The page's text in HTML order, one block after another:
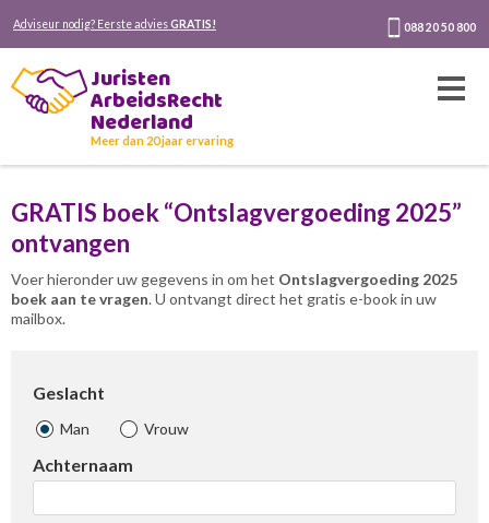
Adviseur nodig? Eerste adviesGRATIS! 088 20 50 800
Juristen
ArbeidsRecht
Nederland
Meer dan 20 jaar ervaring
GRATIS boek “Ontslagvergoeding 2025”
ontvangen
Voer hieronder uw gegevens in om het Ontslagvergoeding 2025
boek aan te vragen. U ontvangt direct het gratis e-book in uw
mailbox.
Geslacht
Man Vrouw
Achternaam